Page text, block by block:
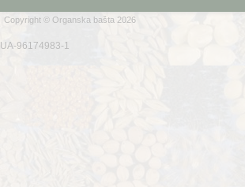
Copyright © Organska bašta 2026
UA-96174983-1